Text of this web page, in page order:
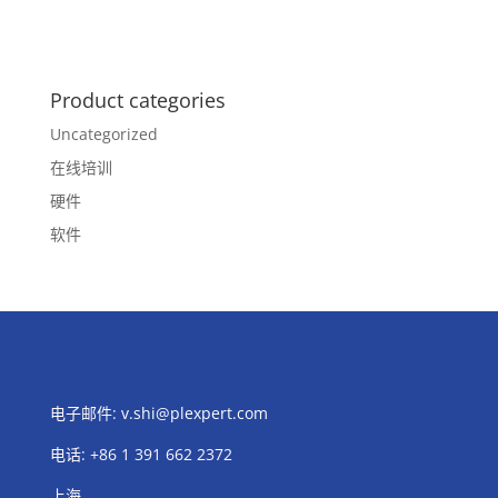
Product categories
Uncategorized
在线培训
硬件
软件
电子邮件: v.shi@plexpert.com
电话: +86 1 391 662 2372